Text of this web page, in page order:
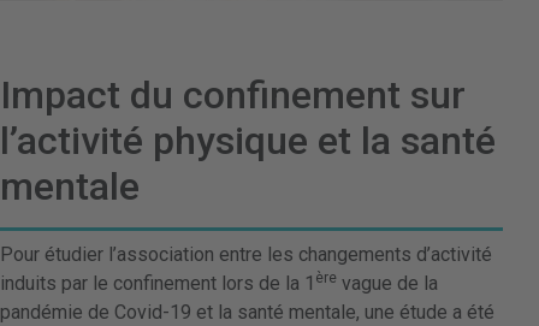
Impact du confinement sur
l’activité physique et la santé
mentale
Pour étudier l’association entre les changements d’activité
induits par le confinement lors de la 1 ère vague de la
pandémie de Covid-19 et la santé mentale, une étude a été